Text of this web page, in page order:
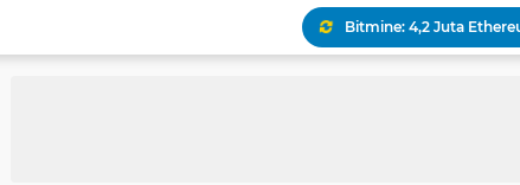
Keamanan Produksi